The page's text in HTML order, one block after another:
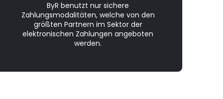
ByR benutzt nur sichere
Zahlungsmodalitäten, welche von den
größten Partnern im Sektor der
elektronischen Zahlungen angeboten
werden.